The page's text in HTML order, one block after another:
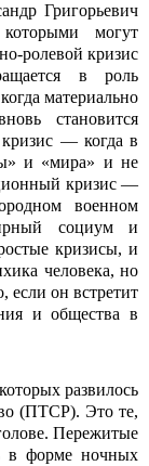
Григорьевич
могут
ролевой кризис
в роль
материально
становится
— когда в
и «мира» и не
кризис —
военном
социум и
кризисы, и
человека, но
если он встретит
и общества в
развилось
(ПТСР). Это те,
Пережитые
в форме ночных